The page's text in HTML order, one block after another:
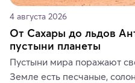
4 августа 2026
От Сахары до льдов
пустыни планеты
Пустыни мира поражают
Земле есть песчаные,